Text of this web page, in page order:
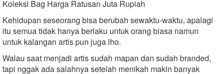
Koleksi Bag Harga Ratusan Juta Rupiah
Kehidupan seseorang bisa berubah sewaktu-waktu, apalagi
itu semua tidak hanya berlaku untuk orang biasa namun
untuk kalangan artis pun juga lho.
Walau saat menjadi artis sudah mapan dan sudah branded,
tapi nggak ada salahnya setelah menikah makin banyak